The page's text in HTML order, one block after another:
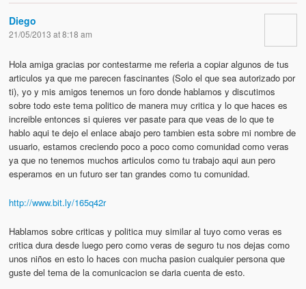
Diego
21/05/2013 at 8:18 am
Hola amiga gracias por contestarme me referia a copiar algunos de tus
articulos ya que me parecen fascinantes (Solo el que sea autorizado por
ti), yo y mis amigos tenemos un foro donde hablamos y discutimos
sobre todo este tema politico de manera muy critica y lo que haces es
increible entonces si quieres ver pasate para que veas de lo que te
hablo aqui te dejo el enlace abajo pero tambien esta sobre mi nombre de
usuario, estamos creciendo poco a poco como comunidad como veras
ya que no tenemos muchos articulos como tu trabajo aqui aun pero
esperamos en un futuro ser tan grandes como tu comunidad.
http://www.bit.ly/165q42r
Hablamos sobre criticas y politica muy similar al tuyo como veras es
critica dura desde luego pero como veras de seguro tu nos dejas como
unos niños en esto lo haces con mucha pasion cualquier persona que
guste del tema de la comunicacion se daria cuenta de esto.